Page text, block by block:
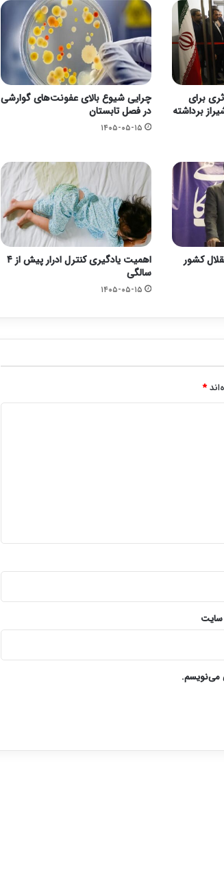
برای
برداشته
چرایی شیوع بالای عفونت‌های گوارشی
در فصل تابستان
۱۴۰۵-۰۵-۱۵
کشور
اهمیت یادگیری کنترل ادرار پیش از ۴
سالگی
۱۴۰۵-۰۵-۱۵
*
می‌نویسم.